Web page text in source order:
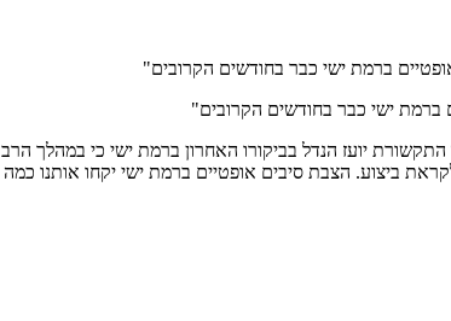
ברמת ישי כבר בחודשים הקרובים"
ברמת ישי כבר בחודשים הקרובים"
הצבת סיבים אופטיים ברמת ישי יקחו אותנו כמה